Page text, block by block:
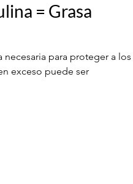
= Grasa
necesaria para proteger a los
exceso puede ser